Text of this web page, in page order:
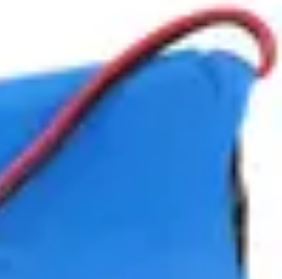
Divertissement